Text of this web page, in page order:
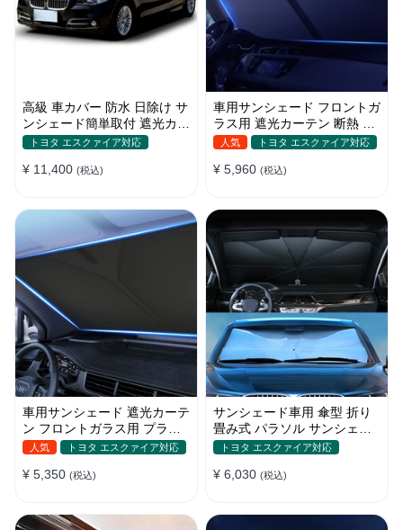
高級 車カバー 防水 日除け サ
ンシェード簡単取付 遮光カー
テン 日焼け対策 断熱 汎用
トヨタ エスクァイア対応
¥ 11,400 (税込)
車用サンシェード フロントガ
ラス用 遮光カーテン 断熱 日
焼け 汎用 UVカット 取付簡単
人気 トヨタ エスクァイア対応
¥ 5,960 (税込)
車用サンシェード 遮光カーテ
ン フロントガラス用 プライ
バシー保護 遮熱 日よけ 省エ
人気 トヨタ エスクァイア対応
¥ 5,350 (税込)
サンシェード車用 傘型 折り
畳み式 パラソル サンシェー
ド 簡単取付 遮光遮熱 車窓日
トヨタ エスクァイア対応
¥ 6,030 (税込)